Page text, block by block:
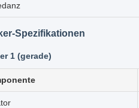
Spezifikationen
1 (gerade)